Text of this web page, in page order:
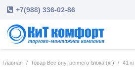
+7(988) 336-02-86
Главная / Товар Вес внутреннего блока (кг) / 41 кг